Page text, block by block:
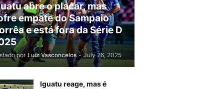
abre o placar, mas
empate do Sampaio
e está fora da Série D
por Luiz Vasconcelos - July 26, 2025
Iguatu reage, mas é